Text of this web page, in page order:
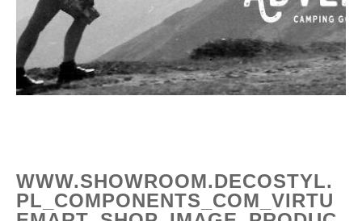
WWW.SHOWROOM.DECOSTYL.
PL_COMPONENTS_COM_VIRTU